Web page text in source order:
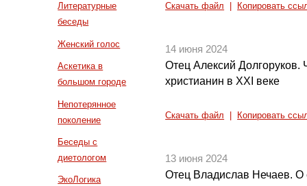
Литературные
беседы
Женский голос
Аскетика в
большом городе
Непотерянное
поколение
Беседы с
диетологом
ЭкоЛогика
Скачать файл Копировать
14 июня 2024
Отец Алексий
христианин в XXI веке
Скачать файл Копировать
13 июня 2024
Отец Владислав Нечаев. О